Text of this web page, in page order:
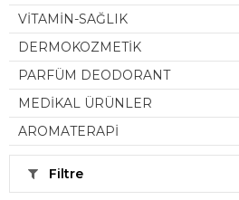
VİTAMİN-SAĞLIK
DERMOKOZMETİK
PARFÜM DEODORANT
MEDİKAL ÜRÜNLER
AROMATERAPİ
Filtre